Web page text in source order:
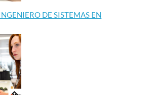
DE SISTEMAS EN